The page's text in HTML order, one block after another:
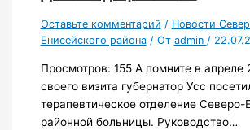
Оставьте комментарий / Новости
Енисейского района/ От admin /
Просмотров: 155 А помните в апреле
своего визита губернатор Усс
терапевтическое отделение Северо-
районной больницы. Руководство…